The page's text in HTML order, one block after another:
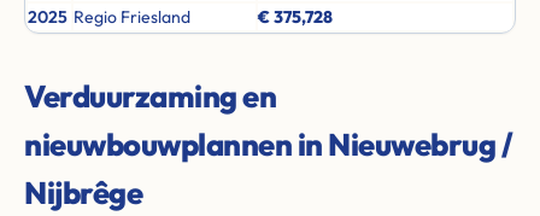
2025 Regio Friesland € 375,728
Verduurzaming en
nieuwbouwplannen in Nieuwebrug /
Nijbrêge